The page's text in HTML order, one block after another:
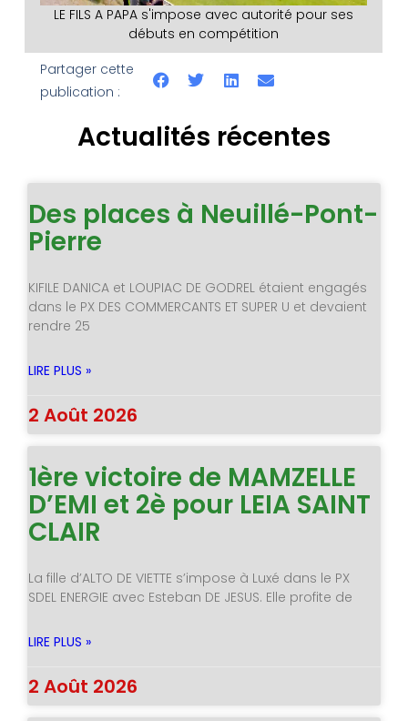
LE FILS A PAPA s'impose avec autorité pour ses
débuts en compétition
Partager cette
publication :
Actualités récentes
Des places à Neuillé-Pont-
Pierre
KIFILE DANICA et LOUPIAC DE GODREL étaient engagés
dans le PX DES COMMERCANTS ET SUPER U et devaient
rendre 25
LIRE PLUS »
2 Août 2026
1ère victoire de MAMZELLE
D’EMI et 2è pour LEIA SAINT
CLAIR
La fille d’ALTO DE VIETTE s’impose à Luxé dans le PX
SDEL ENERGIE avec Esteban DE JESUS. Elle profite de
LIRE PLUS »
2 Août 2026